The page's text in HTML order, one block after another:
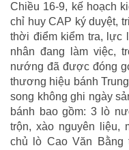
Chiều 16-9, kế hoạch
chỉ huy CAP ký duyệt,
thời điểm kiểm tra, lực
nhân đang làm việc,
nướng đã được đóng
thương hiệu bánh
song không ghi ngày
bánh bao gồm: 3 lò
trộn, xào nguyên liệu,
chủ lò Cao Văn Bằng